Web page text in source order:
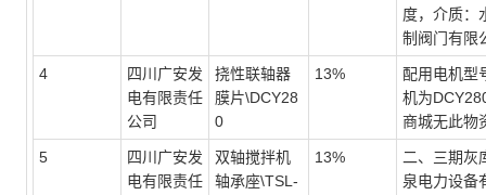
度，介质：
制阀门有限
4
四川广安发
电有限责任
公司
挠性联轴器
膜片\DCY28
0
13%
配用电机型
机为
商城无此物
5
四川广安发
电有限责任
双轴搅拌机
轴承座\TSL-
13%
二、三期灰
泉电力设备